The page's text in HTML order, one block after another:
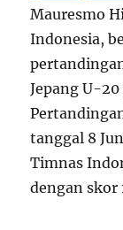
Mauresmo
Indonesia,
Jepang U-
tanggal 8
Timnas
dengan skor